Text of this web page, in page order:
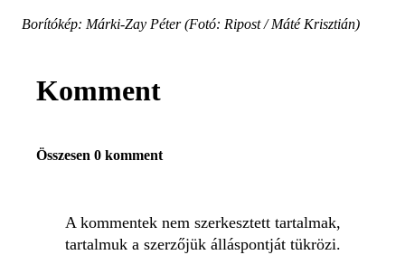
Borítókép: Márki-Zay Péter (Fotó: Ripost / Máté Krisztián)
Komment
Összesen 0 komment
A kommentek nem szerkesztett tartalmak,
tartalmuk a szerzőjük álláspontját tükrözi.